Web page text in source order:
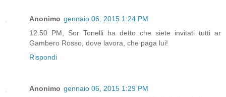
Anonimo gennaio 06, 2015 1:24 PM
12.50 PM, Sor Tonelli ha detto che siete invitati tutti ar
Gambero Rosso, dove lavora, che paga lui!
Rispondi
Anonimo gennaio 06, 2015 1:29 PM